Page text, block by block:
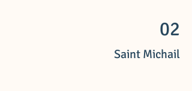
02
Saint Michail